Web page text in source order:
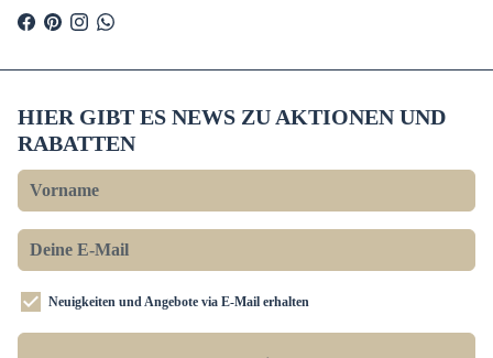
HIER GIBT ES NEWS ZU AKTIONEN UND
RABATTEN
Neuigkeiten und Angebote via E-Mail erhalten